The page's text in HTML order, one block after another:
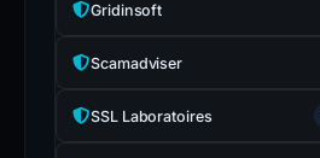
Gridinsoft
Scamadviser
SSL Laboratoires